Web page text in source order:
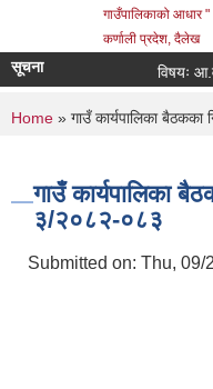
गाउँपालिकाको आधार "
कर्णाली प्रदेश, दैलेख
सूचना विषयः आ.व.
You are here
Home » गाउँ कार्यपालिका
गाउँ कार्यपालिका
३/२०८२-०८३
Submitted on: Thu, 09/